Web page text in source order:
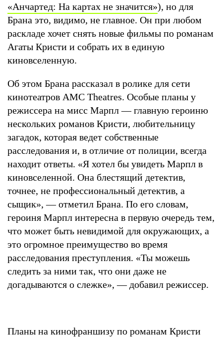
«Анчартед: На картах не значится»), но для
Брана это, видимо, не главное. Он при любом
раскладе хочет снять новые фильмы по романам
Агаты Кристи и собрать их в единую
киновселенную.
Об этом Брана рассказал в ролике для сети
кинотеатров AMC Theatres. Особые планы у
режиссера на мисс Марпл — главную героиню
нескольких романов Кристи, любительницу
загадок, которая ведет собственные
расследования и, в отличие от полиции, всегда
находит ответы. «Я хотел бы увидеть Марпл в
киновселенной. Она блестящий детектив,
точнее, не профессиональный детектив, а
сыщик», — отметил Брана. По его словам,
героиня Марпл интересна в первую очередь тем,
что может быть невидимой для окружающих, а
это огромное преимущество во время
расследования преступления. «Ты можешь
следить за ними так, что они даже не
догадываются о слежке», — добавил режиссер.
Планы на кинофраншизу по романам Кристи